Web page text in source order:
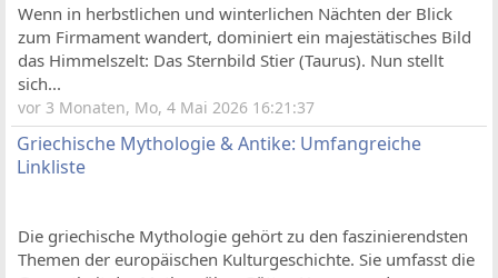
Wenn in herbstlichen und winterlichen Nächten der Blick
zum Firmament wandert, dominiert ein majestätisches Bild
das Himmelszelt: Das Sternbild Stier (Taurus). Nun stellt
sich...
vor 3 Monaten, Mo, 4 Mai 2026 16:21:37
Griechische Mythologie & Antike: Umfangreiche
Linkliste
Die griechische Mythologie gehört zu den faszinierendsten
Themen der europäischen Kulturgeschichte. Sie umfasst die